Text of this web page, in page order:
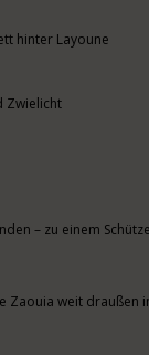
hinter Layoune
Zwielicht
– zu einem
Zaouia weit draußen